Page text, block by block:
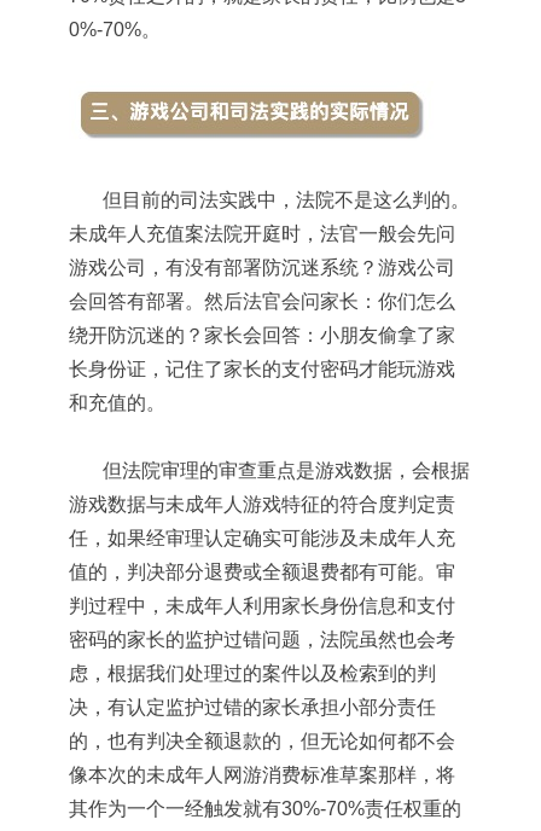
0%-70%。
但目前的司法实践中，法院不是这么判的。
未成年人充值案法院开庭时，法官一般会先问
游戏公司，有没有部署防沉迷系统？游戏公司
会回答有部署。然后法官会问家长：你们怎么
绕开防沉迷的？家长会回答：小朋友偷拿了家
长身份证，记住了家长的支付密码才能玩游戏
和充值的。
但法院审理的审查重点是游戏数据，会根据
游戏数据与未成年人游戏特征的符合度判定责
任，如果经审理认定确实可能涉及未成年人充
值的，判决部分退费或全额退费都有可能。审
判过程中，未成年人利用家长身份信息和支付
密码的家长的监护过错问题，法院虽然也会考
虑，根据我们处理过的案件以及检索到的判
决，有认定监护过错的家长承担小部分责任
的，也有判决全额退款的，但无论如何都不会
像本次的未成年人网游消费标准草案那样，将
其作为一个一经触发就有30%-70%责任权重的